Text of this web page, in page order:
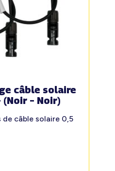
câble solaire
(Noir – Noir)
de câble solaire 0,5